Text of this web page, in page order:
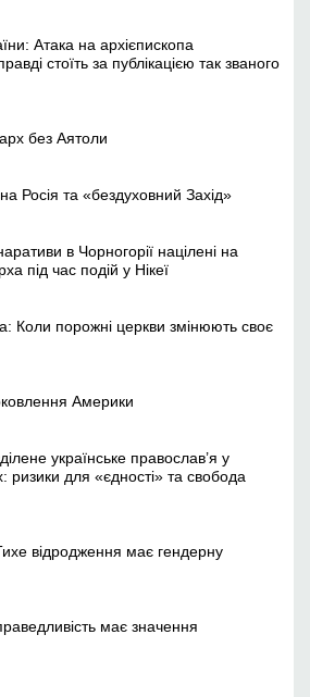
Атака на архієпископа
стоїть за публікацією так званого
без Аятоли
Росія та «бездуховний Захід»
в Чорногорії націлені на
під час подій у Нікеї
Коли порожні церкви змінюють своє
Америки
українське православ’я у
для «єдності» та свобода
відродження має гендерну
має значення